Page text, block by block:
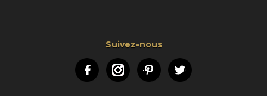
Suivez-nous
FacebookInstagramPinterestTwitter